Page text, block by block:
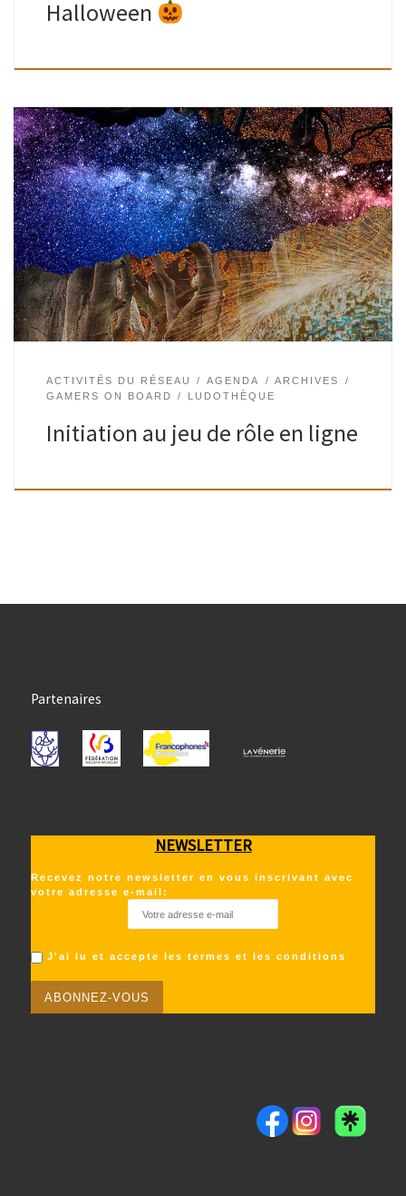
Halloween
A partir du samedi 17 avril, vos ludothécaires vous proposent
de partir dans une aventure des plus trépidante, sur des
terres fantastiques sans quitter le confort de votre
demeure ! […]
ACTIVITÉS DU RÉSEAU AGENDA
ARCHIVES
GAMERS ON BOARD
LUDOTHÈQUE
Initiation au jeu de rôle en ligne
Partenaires
NEWSLETTER
Recevez notre newsletter en vous inscrivant avec
votre adresse e-mail:
J'ai lu et accepte les termes et les conditions